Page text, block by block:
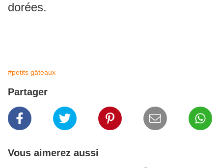
dorées.
#petits gâteaux
Partager
Vous aimerez aussi